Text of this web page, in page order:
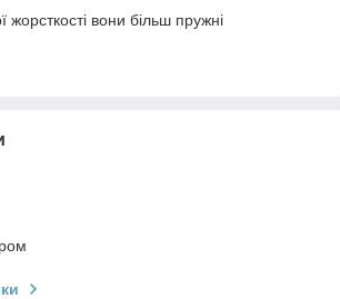
вони більш пружні